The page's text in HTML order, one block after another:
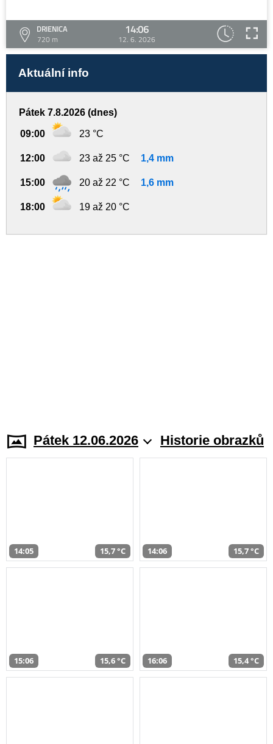
DRIENICA
720 m
14:06
12. 6. 2026
Aktuální info
Pátek 7.8.2026 (dnes)
09:00 23 °C
12:00 23 až 25 °C 1,4 mm
15:00 20 až 22 °C 1,6 mm
18:00 19 až 20 °C
Pátek 12.06.2026 Historie obrazků
14:05 15,7 °C 14:06 15,7 °C
15:06 15,6 °C 16:06 15,4 °C